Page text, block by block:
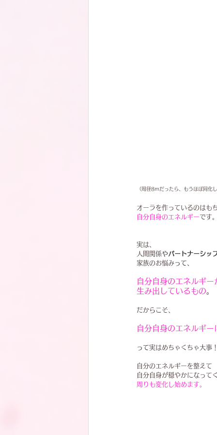
（周径8ｍだったら、もうほぼ同化
オーラを作っているのはも
自分自身のエネルギーです。
実は、
人間関係や パートナーシッ
家族のお悩みって、
自分自身のエネルギー
生み出しているもの。
だからこそ、
自分自身のエネルギー
って実はめちゃくちゃ大事！
自分のエネルギーを整えて
自分自身が穏やかになって
周りも変化し始めます。